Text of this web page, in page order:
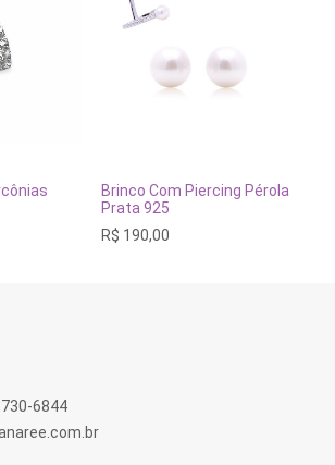
AO CARRINHOADICIONAR AO
Brinco Com Piercing Pérola
Prata 925
R$ 190,00
6844